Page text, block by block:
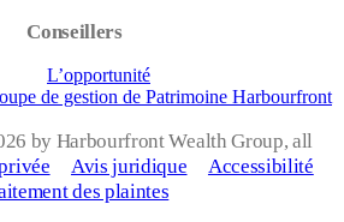
Conseillers
L’opportunité
de gestion de Patrimoine Harbourfront
by Harbourfront Wealth Group, all
Avis juridique
Accessibilité
des plaintes